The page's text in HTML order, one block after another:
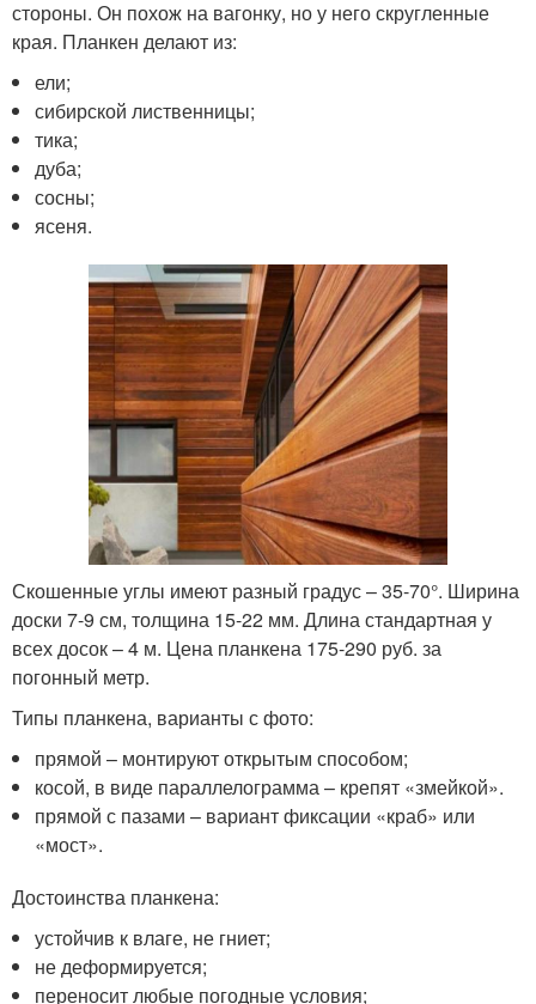
стороны. Он похож на вагонку, но у него скругленные
края. Планкен делают из:
ели;
сибирской лиственницы;
тика;
дуба;
сосны;
ясеня.
Скошенные углы имеют разный градус – 35-70°. Ширина
доски 7-9 см, толщина 15-22 мм. Длина стандартная у
всех досок – 4 м. Цена планкена 175-290 руб. за
погонный метр.
Типы планкена, варианты с фото:
прямой – монтируют открытым способом;
косой, в виде параллелограмма – крепят «змейкой».
прямой с пазами – вариант фиксации «краб» или
«мост».
Достоинства планкена:
устойчив к влаге, не гниет;
не деформируется;
переносит любые погодные условия;